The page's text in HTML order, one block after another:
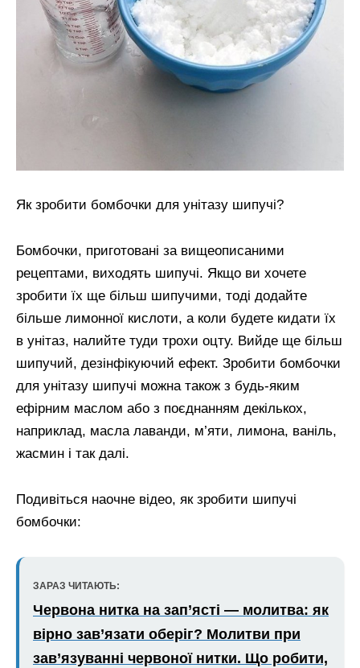
Як зробити бомбочки для унітазу шипучі?
Бомбочки, приготовані за вищеописаними
рецептами, виходять шипучі. Якщо ви хочете
зробити їх ще більш шипучими, тоді додайте
більше лимонної кислоти, а коли будете кидати їх
в унітаз, налийте туди трохи оцту. Вийде ще більш
шипучий, дезінфікуючий ефект. Зробити бомбочки
для унітазу шипучі можна також з будь-яким
ефірним маслом або з поєднанням декількох,
наприклад, масла лаванди, м’яти, лимона, ваніль,
жасмин і так далі.
Подивіться наочне відео, як зробити шипучі
бомбочки:
ЗАРАЗ ЧИТАЮТЬ:
Червона нитка на зап’ясті — молитва: як
вірно зав’язати оберіг? Молитви при
зав’язуванні червоної нитки. Що робити,